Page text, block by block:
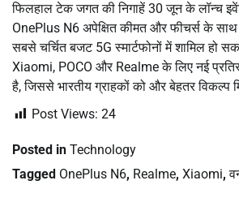
फिलहाल टेक जगत की निगाहें 30 जून के लॉन्च
OnePlus N6 अपेक्षित कीमत और फीचर्स के
सबसे चर्चित बजट 5G स्मार्टफोनों में शामिल हो
Xiaomi, POCO और Realme के लिए नई
है, जिससे भारतीय ग्राहकों को और बेहतर विकल्प
Post Views: 24
Posted in Technology
Tagged OnePlus N6, Realme, Xiaomi,